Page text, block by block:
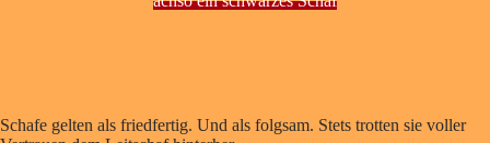
Schafe gelten als friedfertig. Und als folgsam. Stets trotten sie voller